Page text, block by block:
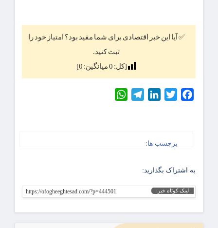
✅ آیا این خبر اقتصادی برای شما مفید بود؟ امتیاز خود را
ثبت کنید.
[کل: 0میانگین: 0
]
Facebook
Twitter
LinkedIn
Telegram
برچسب ها:
به اشتراک بگذارید:
لینک کوتاه خبر: https://ofogheeghtesad.com/?p=444501